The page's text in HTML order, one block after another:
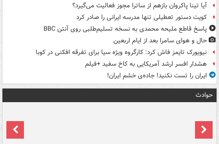
آیا تینا پاکروان بازهم از ساترا مجوز فعالیت می‌گیرد؟
کویت دستور تعطیلی تنها مدرسه ایرانی را صادر کرد
پاسخ قاطع ملیحه محمدی به نسخه تسلیم‌طلبی روی آنتن BBC
حال و هوای سامرا بعد از ایام اربعین
نیویورک تایمز فاش کرد: کارگروه ویژه سیا برای تفرقه افکنی در کوبا
هشدار افسر ارشد آمریکایی به کاخ سفید +فیلم
ایران را تست نکنید! جاده‌ی خشم ایران!
حوادث